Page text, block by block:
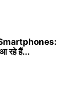
रहे हैं...